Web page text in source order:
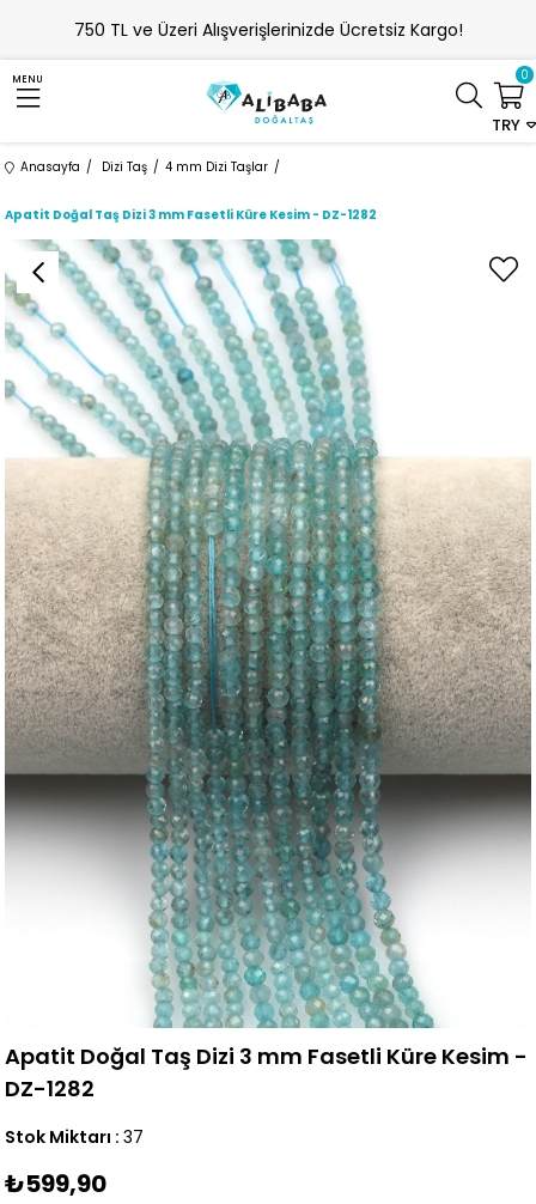
750 TL ve Üzeri Alışverişlerinizde Ücretsiz Kargo!
MENU
TRY
0
Anasayfa Dizi Taş 4 mm Dizi Taşlar
Apatit Doğal Taş Dizi 3 mm Fasetli Küre Kesim - DZ-1282
Apatit Doğal Taş Dizi 3 mm Fasetli Küre Kesim -
DZ-1282
Stok Miktarı : 37
₺599,90